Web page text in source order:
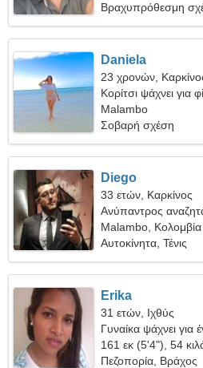
Βραχυπρόθεσμη
Daniela
23 χρονών,
Κορίτσι ψάχνει για
Malambo
Σοβαρή σχέση
Diego
33 ετών, Καρκίνος
Ανύπαντρος
Malambo, Κολομβία
Αυτοκίνητα, Τένις
Erika
31 ετών, Ιχθύς
Γυναίκα ψάχνει για
161 εκ (5'4"), 54
Πεζοπορία, Βράχος